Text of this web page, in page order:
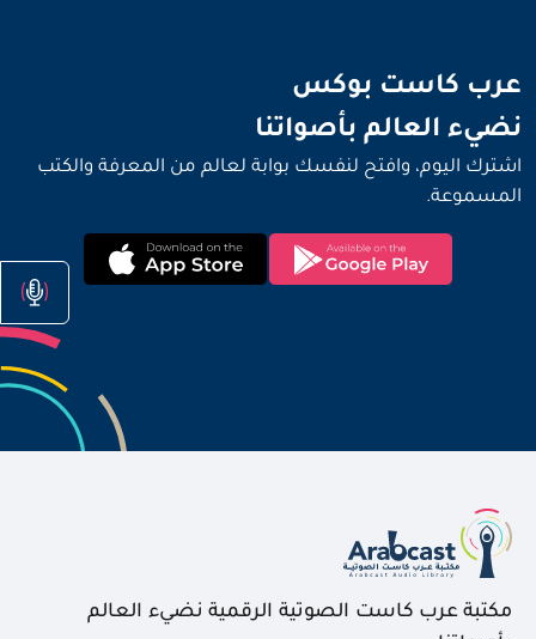
عرب كاست بوكس
نضيء العالم بأصواتنا
اشترك اليوم، وافتح لنفسك بوابة لعالم من المعرفة والكتب
المسموعة.
مكتبة عرب كاست الصوتية الرقمية نضيء العالم